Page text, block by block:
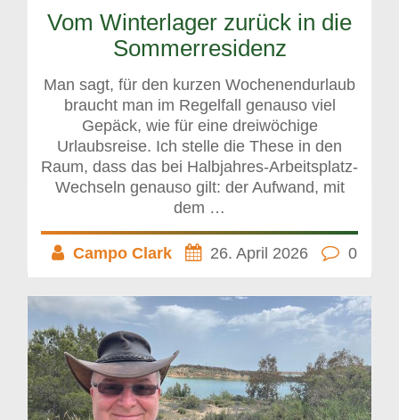
Vom Winterlager zurück in die
Sommerresidenz
Man sagt, für den kurzen Wochenendurlaub
braucht man im Regelfall genauso viel
Gepäck, wie für eine dreiwöchige
Urlaubsreise. Ich stelle die These in den
Raum, dass das bei Halbjahres-Arbeitsplatz-
Wechseln genauso gilt: der Aufwand, mit
dem …
Campo Clark 26. April 2026 0